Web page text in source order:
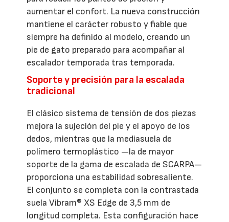
aumentar el confort. La nueva construcción
mantiene el carácter robusto y fiable que
siempre ha definido al modelo, creando un
pie de gato preparado para acompañar al
escalador temporada tras temporada.
Soporte y precisión para la escalada
tradicional
El clásico sistema de tensión de dos piezas
mejora la sujeción del pie y el apoyo de los
dedos, mientras que la mediasuela de
polímero termoplástico —la de mayor
soporte de la gama de escalada de SCARPA—
proporciona una estabilidad sobresaliente.
El conjunto se completa con la contrastada
suela Vibram® XS Edge de 3,5 mm de
longitud completa. Esta configuración hace